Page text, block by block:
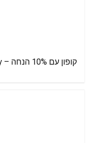
קופון עם 10% הנחה – Heny הני